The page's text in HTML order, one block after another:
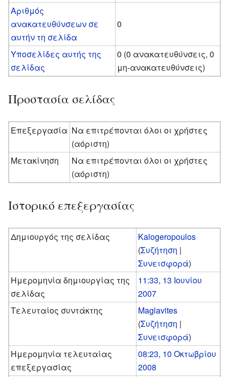
Αριθμός
ανακατευθύνσεων σε
αυτήν τη σελίδα
0
Υποσελίδες αυτής της
σελίδας
0 (0 ανακατευθύνσεις, 0
μη-ανακατευθύνσεις)
Προστασία σελίδας
Επεξεργασία Να επιτρέπονται όλοι οι χρήστες
(αόριστη)
Μετακίνηση
Να επιτρέπονται όλοι οι χρήστες
(αόριστη)
Ιστορικό επεξεργασίας
Δημιουργός της σελίδας
Kalogeropoulos
(Συζήτηση |
Συνεισφορά)
Ημερομηνία δημιουργίας της
σελίδας
11:33, 13 Ιουνίου
2007
Τελευταίος συντάκτης
Maglavites
(Συζήτηση |
Συνεισφορά)
Ημερομηνία τελευταίας
επεξεργασίας
08:23, 10 Οκτωβρίου
2008